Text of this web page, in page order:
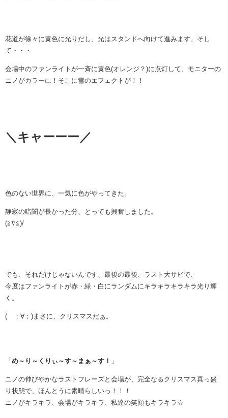
花道が徐々に黄色に光りだし、光はスタンドへ向けて進みます、そし
て・・・
会場中のファンライトが一斉に黄色(オレンジ？)に点灯して、モニターの
ニノがカラーに！そこに雪のエフェクトが！！
＼キャーーー／
色のない世界に、一気に色がやってきた。
静寂の暗闇が長かった分、とっても興奮しました。
(≧∇≦)/
でも、それだけじゃないんです、最後の最後、ラスト大サビで、
今度はファンライトが赤・緑・白にランダムにキラキラキラキラ光り輝
く。
( ；∀；)まさに、クリスマスだぁ。
「 め～り～くりぃ～す～まぁ～す！ 」
ニノの伸びやかなラストフレーズと会場が、完全なるクリスマス真っ盛
り状態で、ほんとうに素晴らしいっ！！！
ニノがキラキラ、会場がキラキラ、私達の笑顔もキラキラ☆